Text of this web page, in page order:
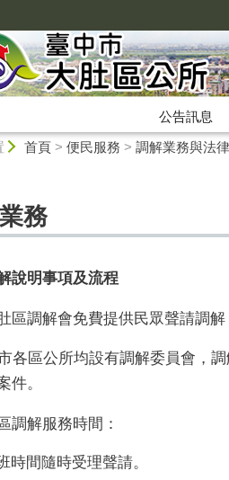
公告訊息
首頁> 便民服務 > 調解業務與法
務
說明事項及流程
區調解會免費提供民眾聲請調解
各區公所均設有調解委員會，
件。
調解服務時間：
時間隨時受理聲請。